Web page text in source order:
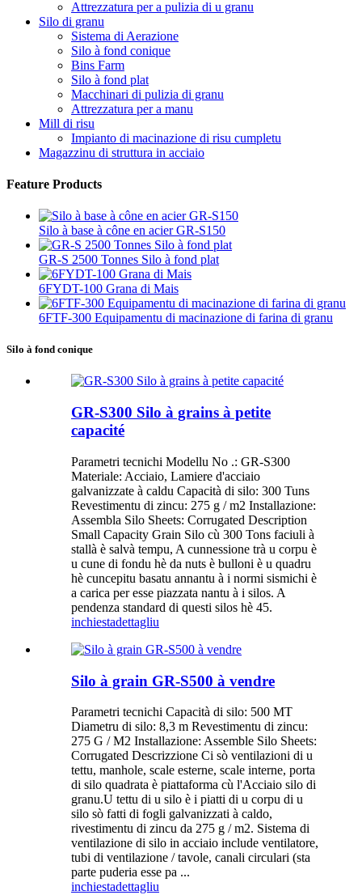
Attrezzatura per a pulizia di u granu
Silo di granu
Sistema di Aerazione
Silo à fond conique
Bins Farm
Silo à fond plat
Macchinari di pulizia di granu
Attrezzatura per a manu
Mill di risu
Impianto di macinazione di risu cumpletu
Magazzinu di struttura in acciaio
Feature Products
Silo à base à cône en acier GR-S150
GR-S 2500 Tonnes Silo à fond plat
6FYDT-100 Grana di Mais
6FTF-300 Equipamentu di macinazione di farina di granu
Silo à fond conique
GR-S300 Silo à grains à petite
capacité
Parametri tecnichi Modellu No .: GR-S300
Materiale: Acciaio, Lamiere d'acciaio
galvanizzate à caldu Capacità di silo: 300 Tuns
Revestimentu di zincu: 275 g / m2 Installazione:
Assembla Silo Sheets: Corrugated Description
Small Capacity Grain Silo cù 300 Tons faciuli à
stallà è salvà tempu, A cunnessione trà u corpu è
u cune di fondu hè da nuts è bulloni è u quadru
hè cuncepitu basatu annantu à i normi sismichi è
a carica per esse piazzata nantu à i silos. A
pendenza standard di questi silos hè 45.
inchiestadettagliu
Silo à grain GR-S500 à vendre
Parametri tecnichi Capacità di silo: 500 MT
Diametru di silo: 8,3 m Revestimentu di zincu:
275 G / M2 Installazione: Assemble Silo Sheets:
Corrugated Descrizzione Ci sò ventilazioni di u
tettu, manhole, scale esterne, scale interne, porta
di silo quadrata è piattaforma cù l'Acciaio silo di
granu.U tettu di u silo è i piatti di u corpu di u
silo sò fatti di fogli galvanizzati à caldo,
rivestimentu di zincu da 275 g / m2. Sistema di
ventilazione di silo in acciaio include ventilatore,
tubi di ventilazione / tavole, canali circulari (sta
parte puderia esse pa ...
inchiestadettagliu